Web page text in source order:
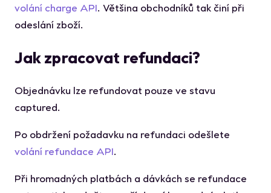
volání charge API. Většina obchodníků tak činí při
odeslání zboží.
Jak zpracovat refundaci?
Objednávku lze refundovat pouze ve stavu
captured.
Po obdržení požadavku na refundaci odešlete
volání refundace API.
Při hromadných platbách a dávkách se refundace